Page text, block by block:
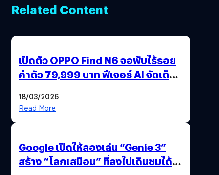
Related Content
เปิดตัว OPPO Find N6 จอพับไร้รอย
ค่าตัว 79,999 บาท ฟีเจอร์ AI จัดเต็ม
18/03/2026
Read More
Google เปิดให้ลองเล่น “Genie 3”
สร้าง “โลกเสมือน” ที่ลงไปเดินชมได้